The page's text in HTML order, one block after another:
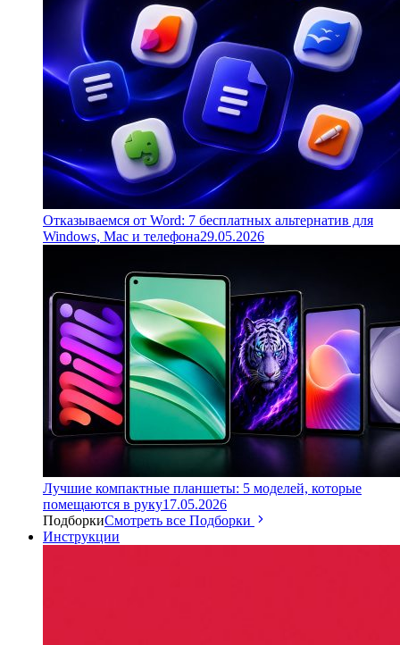
Отказываемся от Word: 7 бесплатных альтернатив для
Windows, Mac и телефона29.05.2026
Лучшие компактные планшеты: 5 моделей, которые
помещаются в руку17.05.2026
ПодборкиСмотреть все Подборки
Инструкции